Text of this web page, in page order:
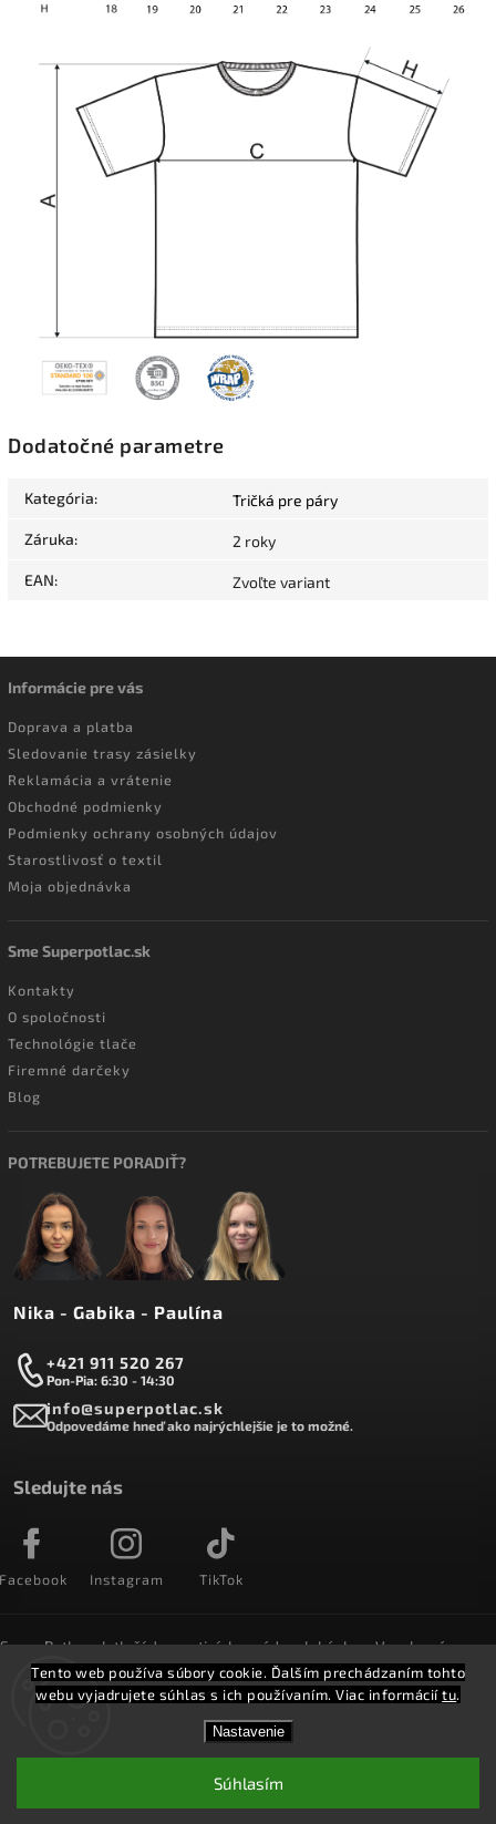
Tento web používa súbory cookie. Ďalším prechádzaním tohto
webu vyjadrujete súhlas s ich používaním. Viac informáciítu.
Nastavenie
Súhlasím
Dodatočné parametre
Kategória: Tričká pre páry
Záruka: 2 roky
EAN: Zvoľte variant
Informácie pre vás
Doprava a platba
Sledovanie trasy zásielky
Reklamácia a vrátenie
Obchodné podmienky
Podmienky ochrany osobných údajov
Starostlivosť o textil
Moja objednávka
Sme Superpotlac.sk
Kontakty
O spoločnosti
Technológie tlače
Firemné darčeky
Blog
POTREBUJETE PORADIŤ?
Nika - Gabika - Paulína
+421 911 520 267
Pon-Pia: 6:30 - 14:30
info@superpotlac.sk
Odpovedáme hneď ako najrýchlejšie je to možné.
Sledujte nás
Instagram TikTok
SuperPotlac.sk tlačí denne tisícky módnych kúskov. Vyrobené na
Slovensku a doručované do celého sveta :)
SuperPotlač.sk. Všetky práva vyhradené.
Vytvořil